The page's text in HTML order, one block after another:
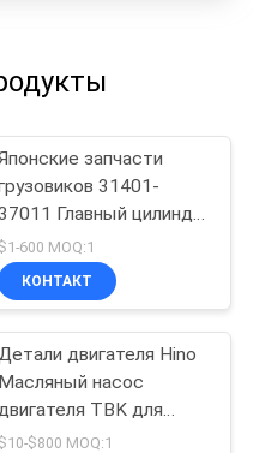
запчасти
31401-
Главный цилиндр
сцепления для HINO
300 N04C
$1-600 MOQ:1
КОНТАКТ
двигателя Hino
Масляный насос
TBK для
HINO 500 J08C J08CT
$10-$800 MOQ:1